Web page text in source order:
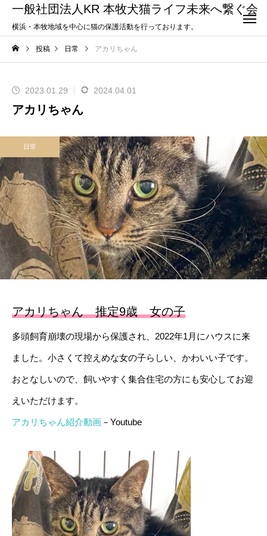
一般社団法人KR 本牧犬猫ライフ未来へ繋ぐ会
横浜・本牧地域を中心に猫の保護活動を行っております。
投稿 日常 アカリちゃん
2023.01.29 2024.04.01
アカリちゃん
日常
アカリちゃん 推定9歳 女の子
多頭飼育崩壊の現場から保護され、2022年1月にハウスに来
ました。小さくて控えめな女の子らしい、かわいい子です。
おとなしいので、飼いやすく集合住宅の方にも安心してお迎
えいただけます。
アカリちゃん紹介動画 －Youtube